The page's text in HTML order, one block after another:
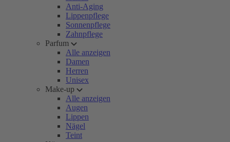
Anti-Aging
Lippenpflege
Sonnenpflege
Zahnpflege
Parfum
Alle anzeigen
Damen
Herren
Unisex
Make-up
Alle anzeigen
Augen
Lippen
Nägel
Teint